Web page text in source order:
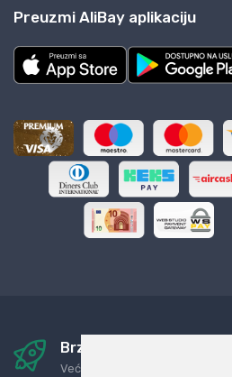
Preuzmi AliBay aplikaciju
Brza i sigurna dostava
Već za nekoliko dana kod vas